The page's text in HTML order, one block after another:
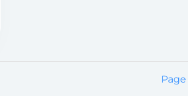
Page